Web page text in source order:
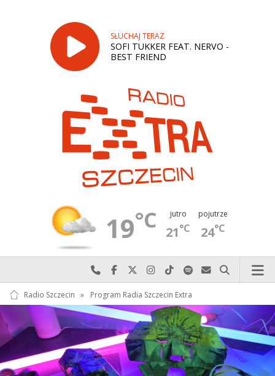
SŁUCHAJ TERAZ
SOFI TUKKER FEAT. NERVO -
BEST FRIEND
19°C jutro
21°C
pojutrze
24°C
Najlepiej po prostu do nas zadzwoń
Odwiedź nas na Facebook-u
Odwiedź nas na X
Odwiedź nas na Instagram-ie
Odwiedź nas na TikTok-u
Szukaj nas na Spotify
Wyślij do nas
Szukaj
Radio Szczecin » Program Radia Szczecin Extra